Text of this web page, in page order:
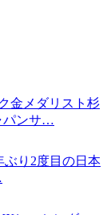
金メダリスト杉
パンサ…
ぶり2度目の日本